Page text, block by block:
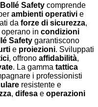
Bollé Safety comprende
ambienti operativi e
da forze di sicurezza,
in condizioni
Safety garantiscono
e proiezioni. Sviluppati
, offrono affidabilità,
. La gamma tattica
i professionisti
resistente e
, difesa e operazioni